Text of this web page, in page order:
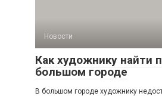
Новости
Как художнику найти
большом городе
В большом городе художнику